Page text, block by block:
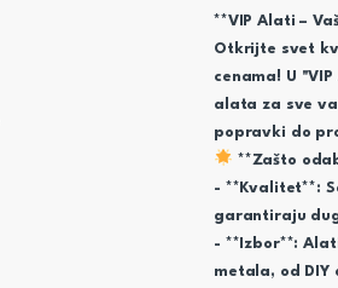
**VIP Alati –
Otkrijte svet
cenama! U
alata za sve
popravki do
**Zašto
- **Kvalitet**:
garantiraju
- **Izbor**:
metala, od